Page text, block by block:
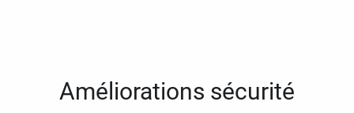
Améliorations sécurité